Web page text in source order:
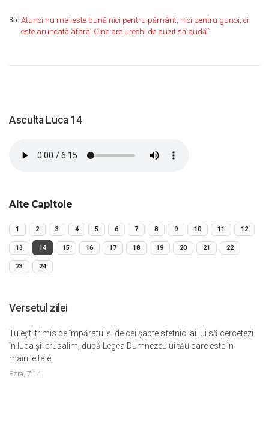
35 Atunci nu mai este bună nici pentru pământ, nici pentru gunoi, ci
este aruncată afară. Cine are urechi de auzit să audă.”
Asculta Luca 14
Alte Capitole
1 2 3 4 5 6 7 8 9 10 11 12
13 14 15 16 17 18 19 20 21 22
23 24
Versetul zilei
Tu eşti trimis de împăratul şi de cei şapte sfetnici ai lui să cercetezi
în Iuda şi Ierusalim, după Legea Dumnezeului tău care este în
mâinile tale,
Ezra, 7:14